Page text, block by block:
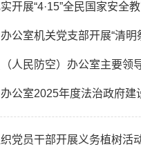
开展“4·15”全民国家安全
公室机关党支部开展“清明
人民防空）办公室主要领
公室2025年度法治政府建
党员干部开展义务植树活